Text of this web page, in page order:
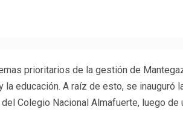
prioritarios de la gestión de
la educación. A raíz de esto, se inauguró
Colegio Nacional Almafuerte, luego